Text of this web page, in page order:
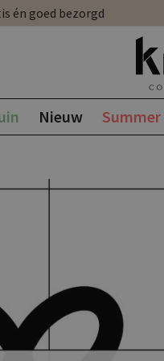
én goed bezorgd
Nieuw Summer